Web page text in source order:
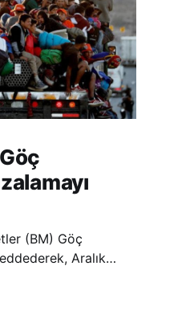
(BM) Göç
Aralık
tarafından